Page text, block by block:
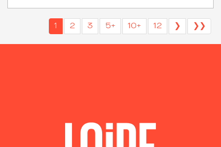
1 2 3 5+ 10+ 12 ❯ ❯❯